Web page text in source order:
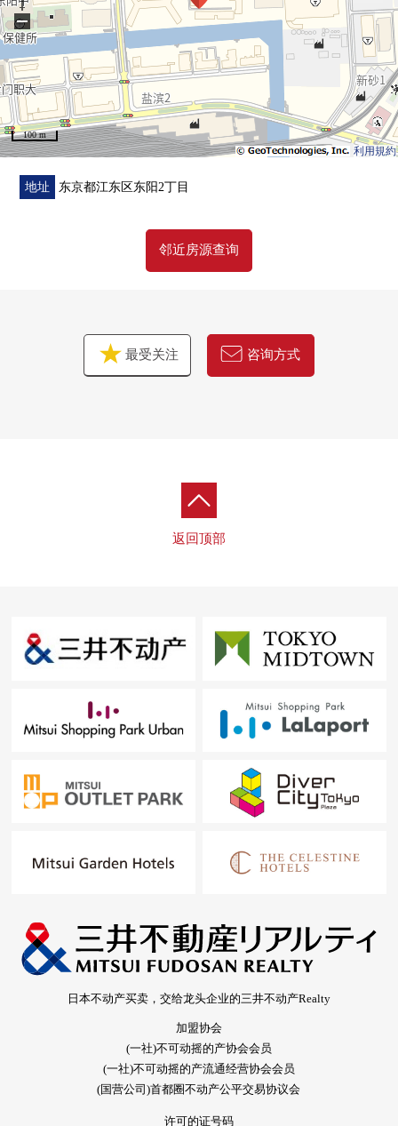
利用規約
100 m
−
地址 东京都江东区东阳2丁目
邻近房源查询
最受关注 咨询方式
返回顶部
日本不动产买卖，交给龙头企业的三井不动产Realty
加盟协会
(一社)不可动摇的产协会会员
(一社)不可动摇的产流通经营协会会员
(国营公司)首都圈不动产公平交易协议会
许可的证号码